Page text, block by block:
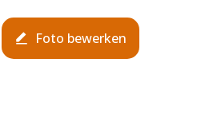
Foto bewerken